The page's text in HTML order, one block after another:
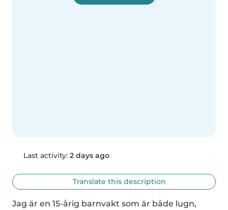
Last activity: 2 days ago
Translate this description
Jag är en 15-årig barnvakt som är både lugn,